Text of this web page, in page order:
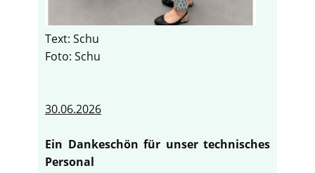
Text: Schu
Foto: Schu
30.06.2026
Ein Dankeschön für unser technisches
Personal